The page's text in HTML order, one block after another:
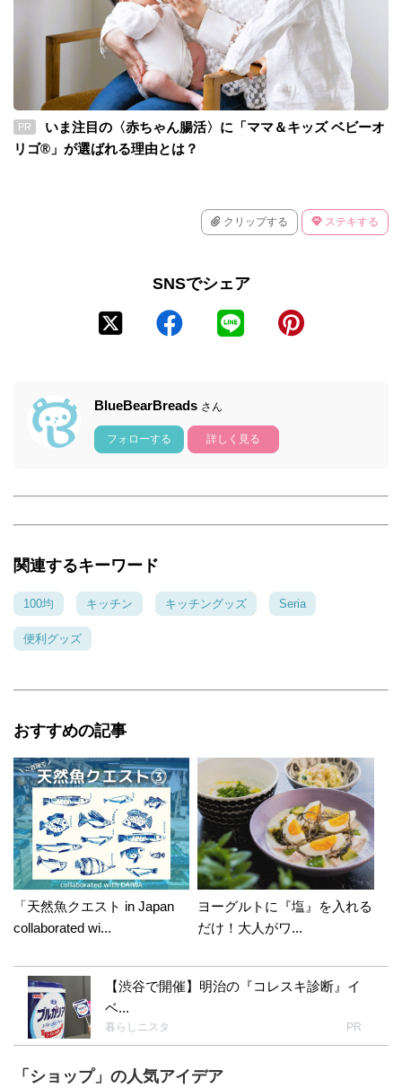
PR
いま注目の〈赤ちゃん腸活〉に「ママ＆キッズ ベビーオ
リゴ®」が選ばれる理由とは？
クリップする ステキする
SNSでシェア
BlueBearBreads さん
フォローする 詳しく見る
関連するキーワード
100均 キッチン キッチングッズ Seria
便利グッズ
おすすめの記事
「天然魚クエスト in Japan
collaborated wi...
ヨーグルトに『塩』を入れる
だけ！大人がワ...
【渋谷で開催】明治の『コレスキ診断』イ
ベ...
暮らしニスタ PR
「ショップ」の人気アイデア